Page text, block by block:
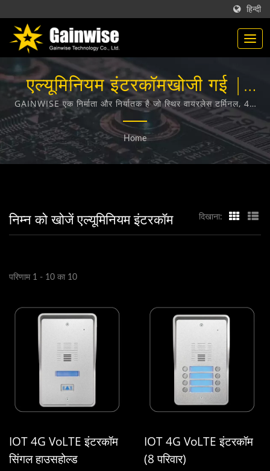
हिन्दी
एल्यूमिनियम इंटरकॉमखोजी गई |
ताइवान में बने टेलीकम्यूनिकेशन उत्पाद
निर्माता | Gainwise Technology
Co., Ltd.
GAINWISE एक निर्माता और निर्यातक है जो स्थिर वायरलेस टर्मिनल, 4G
दरवाजा इंटरकॉम, 4G गेट ओपनर और 4G स्मोक डिटेक्टर के डिजाइन,
विकास और निर्माण में विशेषज्ञता रखता है।
Home
निम्न को खोजें एल्यूमिनियम इंटरकॉम दिखाना:
परिणाम 1 - 10 का 10
IOT 4G VoLTE इंटरकॉम
सिंगल हाउसहोल्ड
IOT 4G VoLTE इंटरकॉम
(8 परिवार)